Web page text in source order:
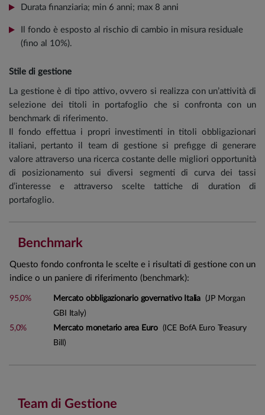
Durata finanziaria; min 6 anni; max 8 anni
Il fondo è esposto al rischio di cambio in misura residuale
(fino al 10%).
Stile di gestione
La gestione è di tipo attivo, ovvero si realizza con un’attività di
selezione dei titoli in portafoglio che si confronta con un
benchmark di riferimento.
Il fondo effettua i propri investimenti in titoli obbligazionari
italiani, pertanto il team di gestione si prefigge di generare
valore attraverso una ricerca costante delle migliori opportunità
di posizionamento sui diversi segmenti di curva dei tassi
d’interesse e attraverso scelte tattiche di duration di
portafoglio.
Benchmark
Questo fondo confronta le scelte e i risultati di gestione con un
indice o un paniere di riferimento (benchmark):
95,0% Mercato obbligazionario governativo Italia (JP Morgan
GBI Italy)
5,0%
Mercato monetario area Euro (ICE BofA Euro Treasury
Bill)
Team di Gestione